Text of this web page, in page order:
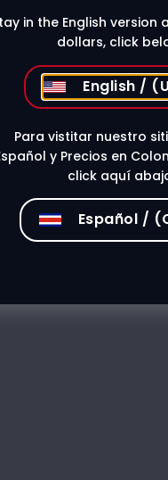
in the English version
dollars, click
English /
Para vistitar nuestro
y Precios en
click aquí
Español /